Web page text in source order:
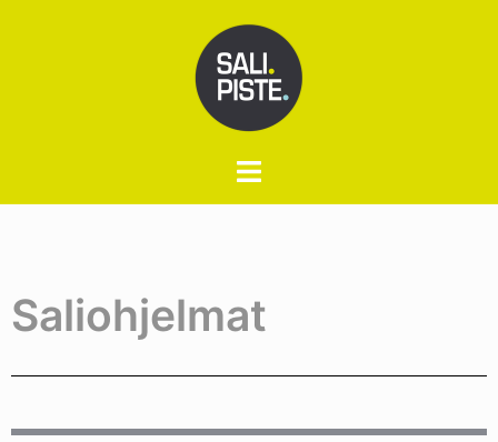
Saliohjelmat